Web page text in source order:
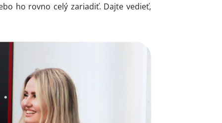
ho rovno celý zariadiť. Dajte vedieť,